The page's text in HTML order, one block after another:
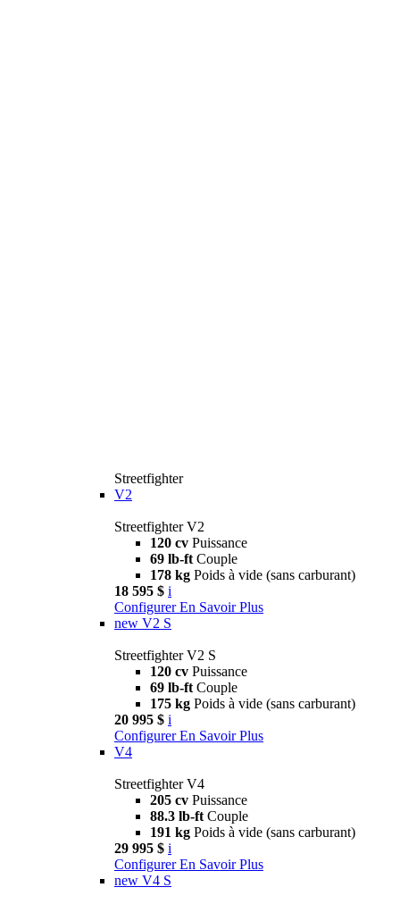
Streetfighter
V2
Streetfighter V2
120 cv Puissance
69 lb-ft Couple
178 kg Poids à vide (sans carburant)
18 595 $ i
Configurer En Savoir Plus
new V2 S
Streetfighter V2 S
120 cv Puissance
69 lb-ft Couple
175 kg Poids à vide (sans carburant)
20 995 $ i
Configurer En Savoir Plus
V4
Streetfighter V4
205 cv Puissance
88.3 lb-ft Couple
191 kg Poids à vide (sans carburant)
29 995 $ i
Configurer En Savoir Plus
new V4 S